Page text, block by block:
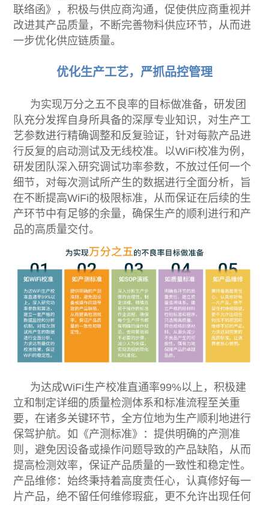
联络函》，积极与供应商沟通，促使供应商重视并
改进其产品质量，不断完善物料供应环节，从而进
一步优化供应链质量。
优化生产工艺，严抓品控管理
为实现万分之五不良率的目标做准备，研发团
队充分发挥自身所具备的深厚专业知识，对生产工
艺参数进行精确调整和反复验证，针对每款产品进
行反复的启动测试及无线校准。以WiFi校准为例，
研发团队深入研究调试功率参数，不放过任何一个
细节，对每次测试所产生的数据进行全面分析，旨
在不断提高WiFi的极限标准，从而保证在后续的生
产环节中有足够的余量，确保生产的顺利进行和产
品的高质量交付。
为达成WiFi生产校准直通率99%以上，积极建
立和制定详细的质量检测体系和标准流程至关重
要，在诸多关键环节，全方位地为生产顺利地进行
保驾护航。如《产测标准》：提供明确的产测准
则，避免因设备或操作问题导致的产品缺陷，从而
提高检测效率，保证产品质量的一致性和稳定性。
产品维修：始终秉持着高度责任心，认真修好每一
片产品，绝不留任何维修瑕疵，更不允许出现任何